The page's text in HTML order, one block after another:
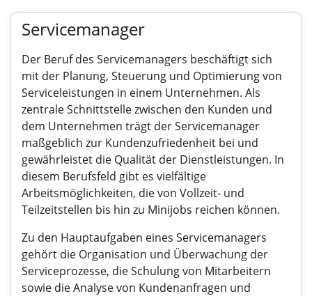
Servicemanager
Der Beruf des Servicemanagers beschäftigt sich
mit der Planung, Steuerung und Optimierung von
Serviceleistungen in einem Unternehmen. Als
zentrale Schnittstelle zwischen den Kunden und
dem Unternehmen trägt der Servicemanager
maßgeblich zur Kundenzufriedenheit bei und
gewährleistet die Qualität der Dienstleistungen. In
diesem Berufsfeld gibt es vielfältige
Arbeitsmöglichkeiten, die von Vollzeit- und
Teilzeitstellen bis hin zu Minijobs reichen können.
Zu den Hauptaufgaben eines Servicemanagers
gehört die Organisation und Überwachung der
Serviceprozesse, die Schulung von Mitarbeitern
sowie die Analyse von Kundenanfragen und